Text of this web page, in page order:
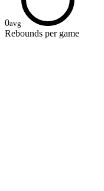
0avg
Rebounds per game